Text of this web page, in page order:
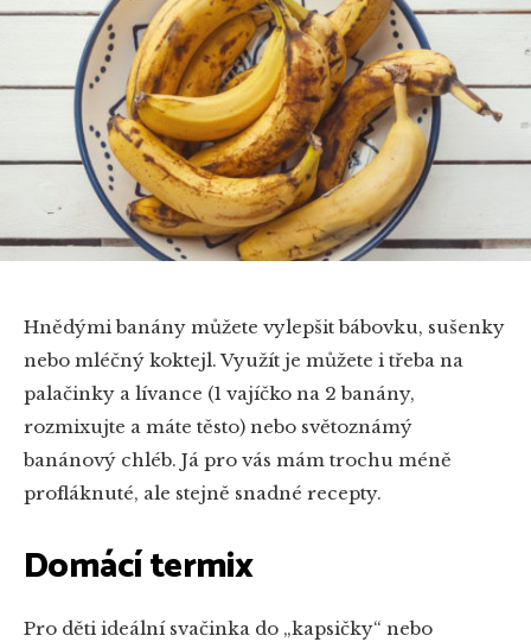
Hnědými banány můžete vylepšit bábovku, sušenky
nebo mléčný koktejl. Využít je můžete i třeba na
palačinky a lívance (1 vajíčko na 2 banány,
rozmixujte a máte těsto) nebo světoznámý
banánový chléb. Já pro vás mám trochu méně
profláknuté, ale stejně snadné recepty.
Domácí termix
Pro děti ideální svačinka do „kapsičky“ nebo